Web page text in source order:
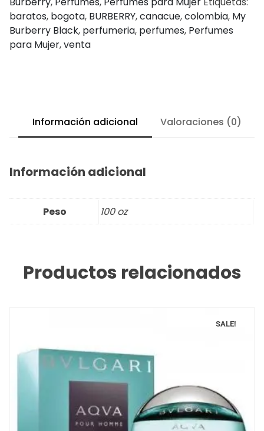
baratos, bogota, BURBERRY,canacue,colombia, My
Burberry Black, perfumeria, perfumes, Perfumes
para Mujer,venta
Información adicional Valoraciones (0)
Información adicional
Peso 100 oz
Productos relacionados
SALE!